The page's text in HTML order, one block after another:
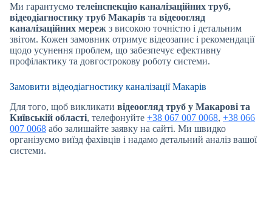
Ми гарантуємо телеінспекцію каналізаційних труб,
відеодіагностику труб Макарів та відеоогляд
каналізаційних мереж з високою точністю і детальним
звітом. Кожен замовник отримує відеозапис і рекомендації
щодо усунення проблем, що забезпечує ефективну
профілактику та довгострокову роботу системи.
Замовити відеодіагностику каналізації Макарів
Для того, щоб викликати відеоогляд труб у Макарові та
Київській області, телефонуйте +38 067 007 0068, +38 066
007 0068 або залишайте заявку на сайті. Ми швидко
організуємо виїзд фахівців і надамо детальний аналіз вашої
системи.